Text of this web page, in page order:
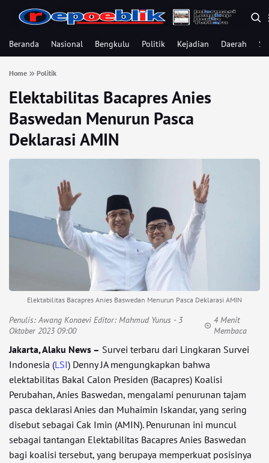
Beranda Nasional Bengkulu Politik Kejadian Daerah
Home Politik
Elektabilitas Bacapres Anies
Baswedan Menurun Pasca
Deklarasi AMIN
Elektabilitas Bacapres Anies Baswedan Menurun Pasca Deklarasi AMIN
Penulis:Awang Konaevi Editor: Mahmud Yunus - 3
Oktober 2023 09:00
4 Menit
Membaca
Jakarta, Alaku News – Survei terbaru dari Lingkaran Survei
Indonesia (LSI) Denny JA mengungkapkan bahwa
elektabilitas Bakal Calon Presiden (Bacapres) Koalisi
Perubahan, Anies Baswedan, mengalami penurunan tajam
pasca deklarasi Anies dan Muhaimin Iskandar, yang sering
disebut sebagai Cak Imin (AMIN). Penurunan ini muncul
sebagai tantangan Elektabilitas Bacapres Anies Baswedan
bagi koalisi tersebut, yang berupaya memperkuat posisinya